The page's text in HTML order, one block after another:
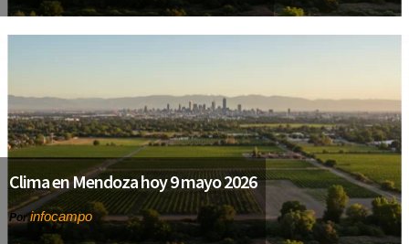
Clima en Mendoza hoy 9 mayo 2026
Porinfocampo